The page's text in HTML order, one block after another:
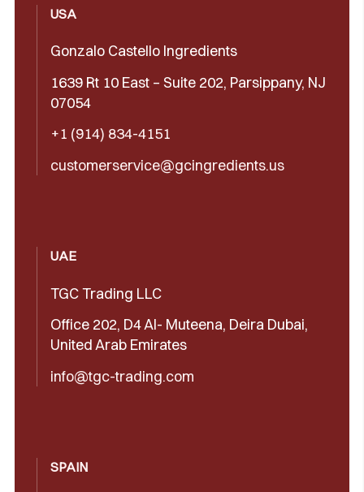
USA
Gonzalo Castello Ingredients
1639 Rt 10 East – Suite 202, Parsippany, NJ
07054
+1 (914) 834-4151
customerservice@gcingredients.us
UAE
TGC Trading LLC
Office 202, D4 Al- Muteena, Deira Dubai,
United Arab Emirates
info@tgc-trading.com
SPAIN